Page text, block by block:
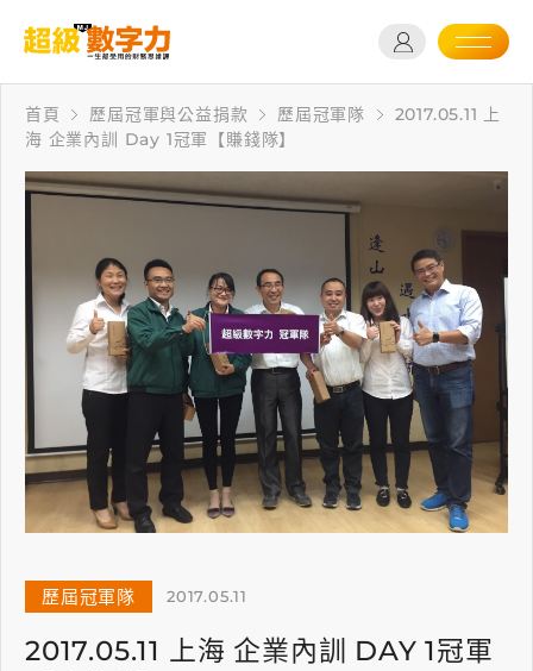
首頁 歷屆冠軍與公益捐款 歷屆冠軍隊
2017.05.11 上
海 企業內訓 Day 1冠軍【賺錢隊】
歷屆冠軍隊 2017.05.11
2017.05.11 上海 企業內訓 DAY 1冠軍